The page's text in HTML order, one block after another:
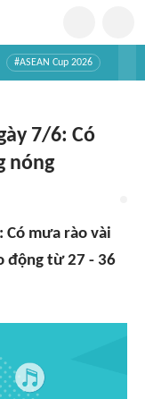
#ASEAN Cup 2026
7/6: Có
nóng
mưa rào vài
động từ 27 - 36